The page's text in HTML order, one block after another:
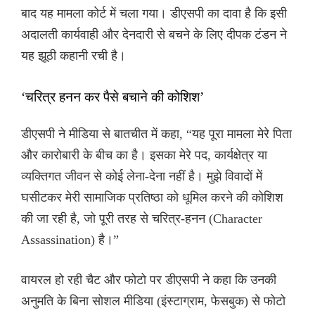
बाद यह मामला कोर्ट में चला गया। डीएसपी का दावा है कि इसी
अदालती कार्यवाही और देनदारी से बचने के लिए दीपक टंडन ने
यह झूठी कहानी रची है।
‘चरित्र हनन कर पैसे बचाने की कोशिश’
डीएसपी ने मीडिया से बातचीत में कहा, “यह पूरा मामला मेरे पिता
और कारोबारी के बीच का है। इसका मेरे पद, कार्यक्षेत्र या
व्यक्तिगत जीवन से कोई लेना-देना नहीं है। मुझे विवादों में
घसीटकर मेरी सामाजिक प्रतिष्ठा को धूमिल करने की कोशिश
की जा रही है, जो पूरी तरह से चरित्र-हनन (Character
Assassination) है।”
वायरल हो रही चैट और फोटो पर डीएसपी ने कहा कि उनकी
अनुमति के बिना सोशल मीडिया (इंस्टाग्राम, फेसबुक) से फोटो